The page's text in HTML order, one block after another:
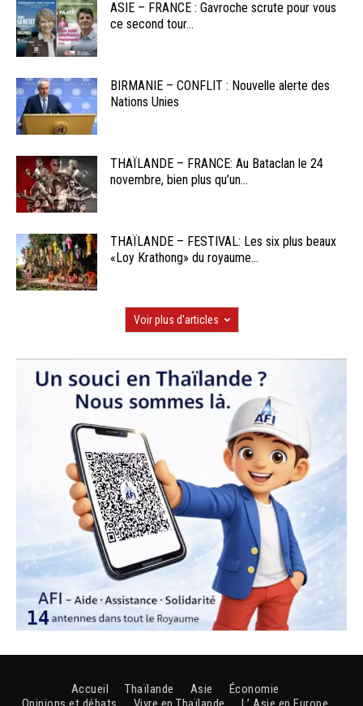
ASIE – FRANCE : Gavroche scrute pour vous
ce second tour...
BIRMANIE – CONFLIT : Nouvelle alerte des
Nations Unies
THAÏLANDE – FRANCE: Au Bataclan le 24
novembre, bien plus qu’un...
THAÏLANDE – FESTIVAL: Les six plus beaux
«Loy Krathong» du royaume...
Voir plus d'articles
Accueil Thaïlande Asie
Économie